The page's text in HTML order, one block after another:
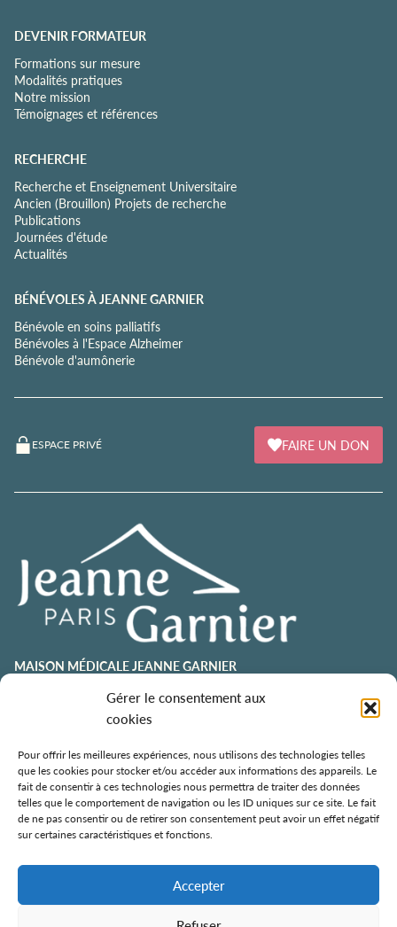
Gérer le consentement aux
cookies
Pour offrir les meilleures expériences, nous utilisons des technologies telles
que les cookies pour stocker et/ou accéder aux informations des appareils. Le
fait de consentir à ces technologies nous permettra de traiter des données
telles que le comportement de navigation ou les ID uniques sur ce site. Le fait
de ne pas consentir ou de retirer son consentement peut avoir un effet négatif
sur certaines caractéristiques et fonctions.
Accepter
DEVENIR FORMATEUR
Formations sur mesure
Modalités pratiques
Notre mission
Témoignages et références
RECHERCHE
Recherche et Enseignement Universitaire
Ancien (Brouillon) Projets de recherche
Publications
Journées d'étude
Actualités
BÉNÉVOLES À JEANNE GARNIER
Bénévole en soins palliatifs
Bénévoles à l'Espace Alzheimer
Bénévole d'aumônerie
ESPACE PRIVÉ FAIRE UN DON
MAISON MÉDICALE JEANNE GARNIER
contact@jeannegarnier-paris.org
01 43 92 21 00
75015 Paris
ESPACE AURÉLIE JOUSSET
01 43 92 21 98
108, avenue Émile Zola
75015 Paris
ÉCOLE DE SOINS PALLIATIFS
106 avenue Émile Zola